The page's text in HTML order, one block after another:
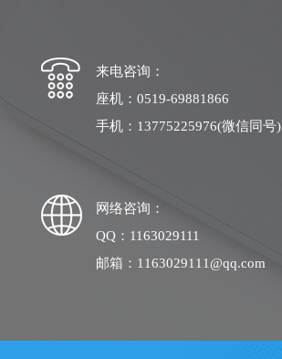
来电咨询：
座机：0519-69881866
手机：13775225976(微信同号)
网络咨询：
QQ：1163029111
邮箱：1163029111@qq.com